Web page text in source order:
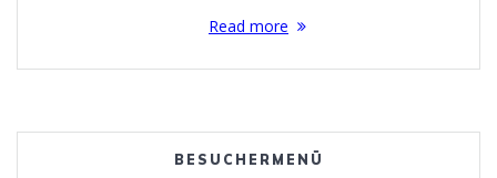
Read more
BESUCHERMENÜ